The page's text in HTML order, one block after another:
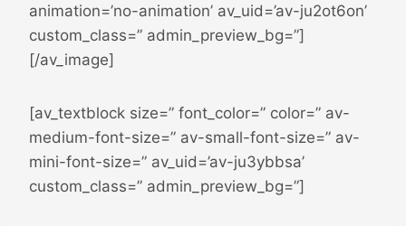
animation=’no-animation’ av_uid=’av-ju2ot6on’
custom_class=” admin_preview_bg=”]
[/av_image]
[av_textblock size=” font_color=” color=” av-
medium-font-size=” av-small-font-size=” av-
mini-font-size=” av_uid=’av-ju3ybbsa’
custom_class=” admin_preview_bg=”]